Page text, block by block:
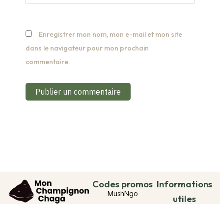
Enregistrer mon nom, mon e-mail et mon site
dans le navigateur pour mon prochain
commentaire.
Codes promos
MushNgo
Informations
utiles